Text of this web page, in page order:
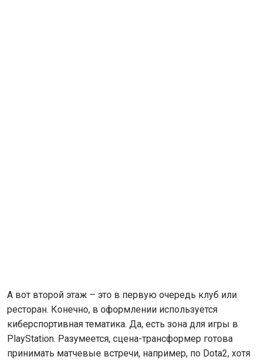
А вот второй этаж – это в первую очередь клуб или
ресторан. Конечно, в оформлении используется
киберспортивная тематика. Да, есть зона для игры в
PlayStation. Разумеется, сцена-трансформер готова
принимать матчевые встречи, например, по Dota2, хотя